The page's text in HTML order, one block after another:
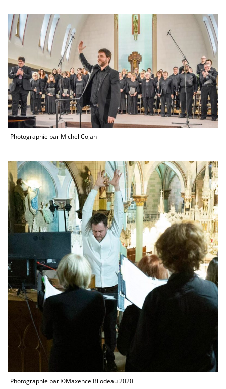
Photographie par Michel Cojan
Photographie par ©Maxence Bilodeau 2020